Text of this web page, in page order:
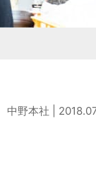
ラーメン店
検討してい
M&Aコンサルテ
ング店
中野本社 |